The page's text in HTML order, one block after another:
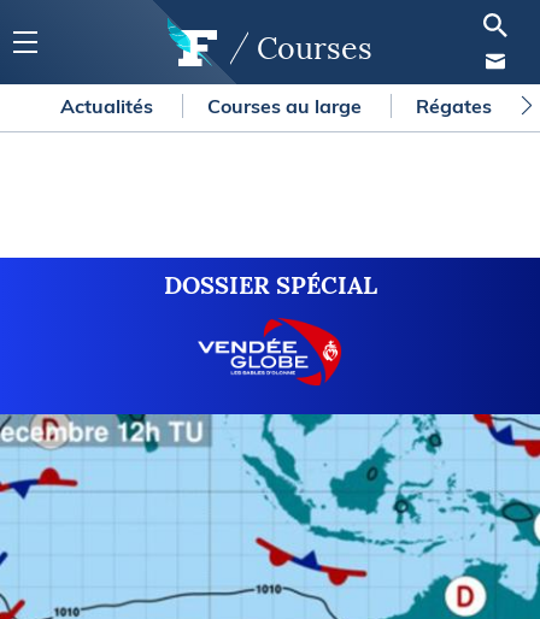
Courses
Actualités Courses au large Régates
DOSSIER SPÉCIAL